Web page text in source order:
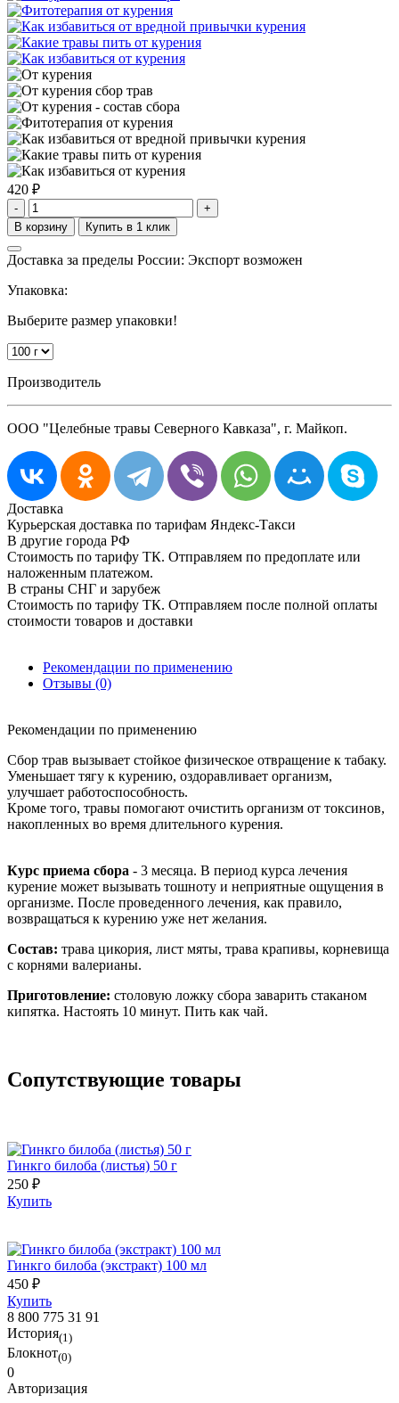
420 ₽
- +
Доставка за пределы России: Экспорт возможен
Упаковка:
Выберите размер упаковки!
Производитель
ООО "Целебные травы Северного Кавказа", г. Майкоп.
Доставка
Курьерская доставка по тарифам Яндекс-Такси
В другие города РФ
Стоимость по тарифу ТК. Отправляем по предоплате или
наложенным платежом.
В страны СНГ и зарубеж
Стоимость по тарифу ТК. Отправляем после полной оплаты
стоимости товаров и доставки
Рекомендации по применению
Отзывы (0)
Рекомендации по применению
Сбор трав вызывает стойкое физическое отвращение к табаку.
Уменьшает тягу к курению, оздоравливает организм,
улучшает работоспособность.
Кроме того, травы помогают очистить организм от токсинов,
накопленных во время длительного курения.
Курс приема сбора - 3 месяца. В период курса лечения
курение может вызывать тошноту и неприятные ощущения в
организме. После проведенного лечения, как правило,
возвращаться к курению уже нет желания.
Состав: трава цикория, лист мяты, трава крапивы, корневища
с корнями валерианы.
Приготовление: столовую ложку сбора заварить стаканом
кипятка. Настоять 10 минут. Пить как чай.
Сопутствующие товары
Гинкго билоба (листья) 50 г
250 ₽
Купить
Гинкго билоба (экстракт) 100 мл
450 ₽
Купить
8 800 775 31 91
История(1)
Блокнот(0)
0
Авторизация